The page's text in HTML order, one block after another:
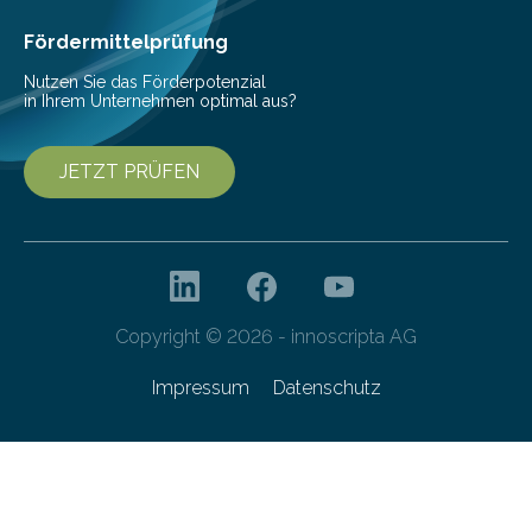
betrachten. In diesem Wintersemester erhalten
interessierte Studierende bei zwei Terminen…
Fördermittelprüfung
Nutzen Sie das Förderpotenzial
in Ihrem Unternehmen optimal aus?
JETZT PRÜFEN
Copyright © 2026 - innoscripta AG
Impressum Datenschutz